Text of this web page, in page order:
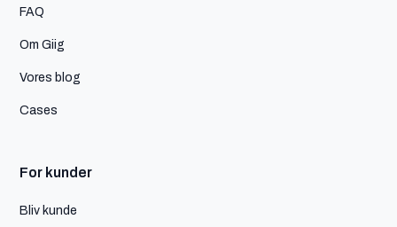
FAQ
Om Giig
Vores blog
Cases
For kunder
Bliv kunde